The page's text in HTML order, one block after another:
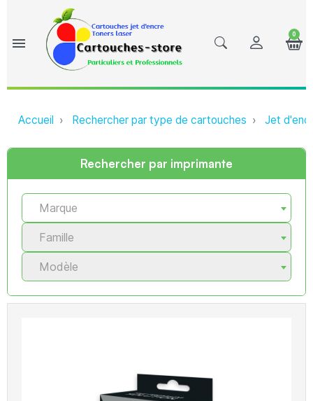
menu
0
Accueil Rechercher par type de cartouches Jet
Rechercher par imprimante
Marque
Famille
Modèle